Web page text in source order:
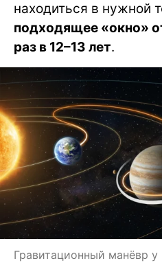
находиться в нужной
подходящее «окно»
раз в 12–13 лет.
Гравитационный манёвр у